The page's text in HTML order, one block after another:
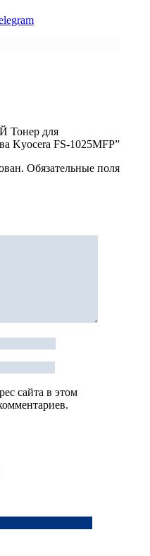
Тонер для
Kyocera FS-1025MFP”
Обязательные поля
сайта в этом